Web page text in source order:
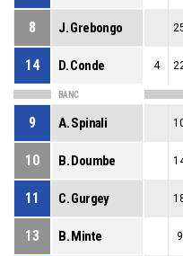
8 J. Grebongo
14 D. Conde 4
BANC
9 A. Spinali
10 B. Doumbe
11 C. Gurgey
13 B. Minte